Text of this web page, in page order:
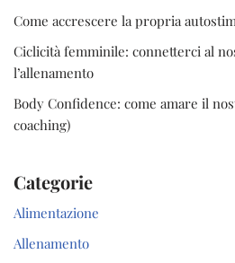
Come accrescere la propria
Ciclicità femminile: connetterci al
l’allenamento
Body Confidence: come amare il
coaching)
Categorie
Alimentazione
Allenamento